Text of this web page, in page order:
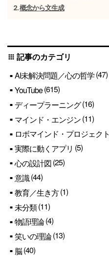
概念から文生成
apps 記事のカテゴリ
AI未解決問題／心の哲学(47)
YouTube(615)
ディープラーニング(16)
マインド・エンジン(11)
ロボマインド・プロジェクト
実際に動くアプリ (5)
心の設計図(25)
意識(44)
教育／生き方(1)
未分類(11)
物語理論(4)
笑いの理論(13)
脳(40)